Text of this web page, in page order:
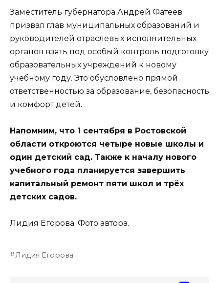
Заместитель губернатора Андрей Фатеев
призвал глав муниципальных образований и
руководителей отраслевых исполнительных
органов взять под особый контроль подготовку
образовательных учреждений к новому
учебному году. Это обусловлено прямой
ответственностью за образование, безопасность
и комфорт детей.
Напомним, что 1 сентября в Ростовской
области откроются четыре новые школы и
один детский сад. Также к началу нового
учебного года планируется завершить
капитальный ремонт пяти школ и трёх
детских садов.
Лидия Егорова. Фото автора.
Лидия Егорова